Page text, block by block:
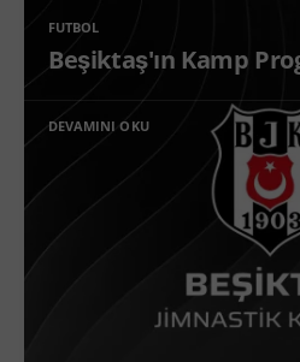
FUTBOL
Beşiktaş'ın Kamp
DEVAMINI OKU